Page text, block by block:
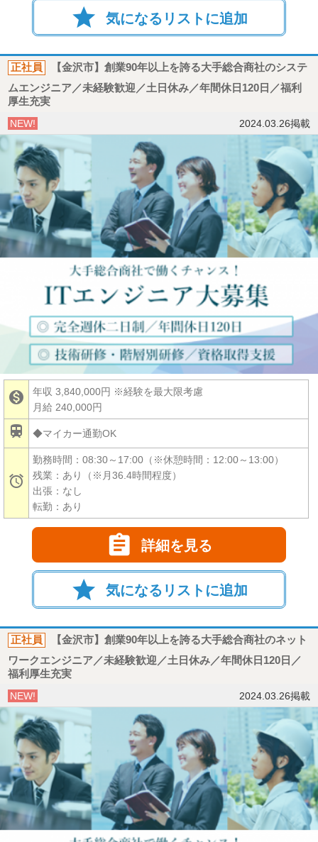
star 気になるリストに追加
正社員
【金沢市】創業90年以上を誇る大手総合商社のシステ
ムエンジニア／未経験歓迎／土日休み／年間休日120日／福利
厚生充実
NEW!
2024.03.26掲載
 年収 3,840,000円 ※経験を最大限考慮
月給 240,000円
 ◆マイカー通勤OK

勤務時間：08:30～17:00（※休憩時間：12:00～13:00）
残業：あり（※月36.4時間程度）
出張：なし
転勤：あり
 詳細を見る
star 気になるリストに追加
正社員
【金沢市】創業90年以上を誇る大手総合商社のネット
ワークエンジニア／未経験歓迎／土日休み／年間休日120日／
福利厚生充実
NEW!
2024.03.26掲載